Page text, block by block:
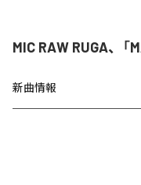
MIC RAW RUGA、「
新曲情報